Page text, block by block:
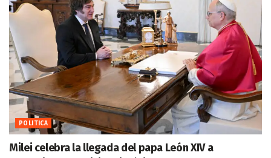
POLITICA
Milei celebra la llegada del papa León XIV a